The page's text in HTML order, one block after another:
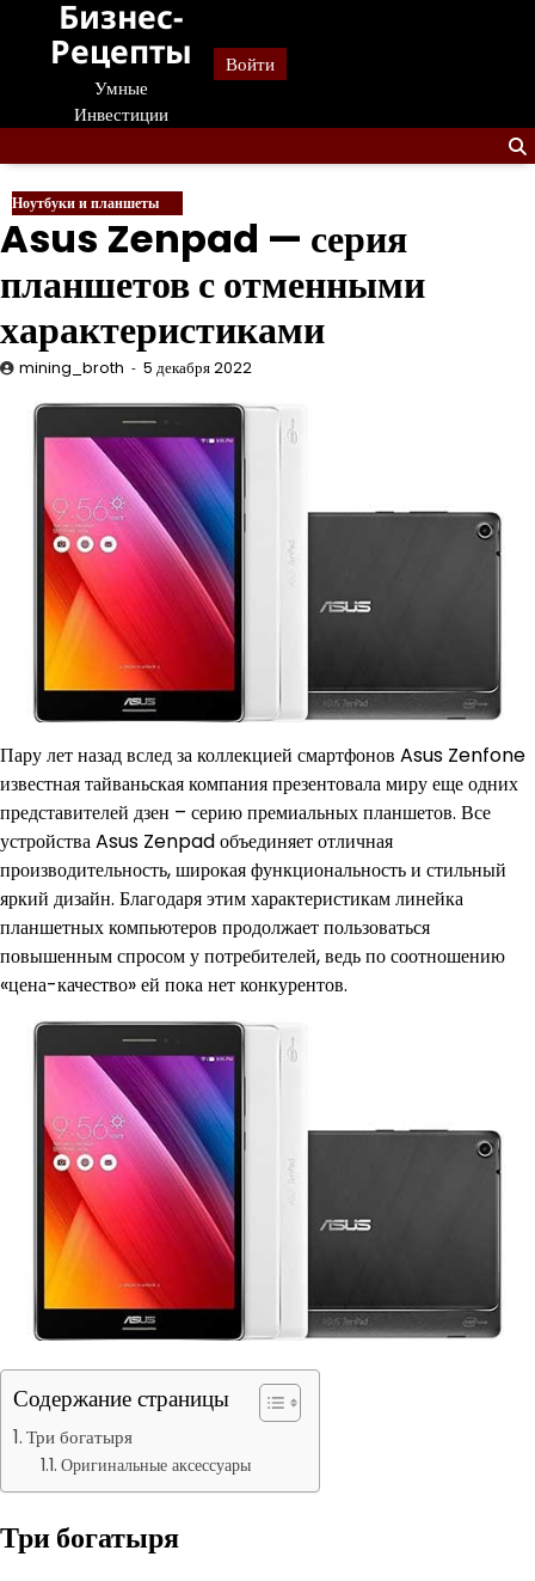
Перейти
содержанию
Бизнес-
Рецепты
Умные
Инвестиции
Войти
Ноутбуки и планшеты
Asus Zenpad — серия
планшетов с отменными
характеристиками
mining_broth 5 декабря 2022
Пару лет назад вслед за коллекцией смартфонов Asus Zenfone
известная тайваньская компания презентовала миру еще одних
представителей дзен – серию премиальных планшетов. Все
устройства Asus Zenpad объединяет отличная
производительность, широкая функциональность и стильный
яркий дизайн. Благодаря этим характеристикам линейка
планшетных компьютеров продолжает пользоваться
повышенным спросом у потребителей, ведь по соотношению
«цена-качество» ей пока нет конкурентов.
Содержание страницы
Три богатыря
Оригинальные аксессуары
Три богатыря